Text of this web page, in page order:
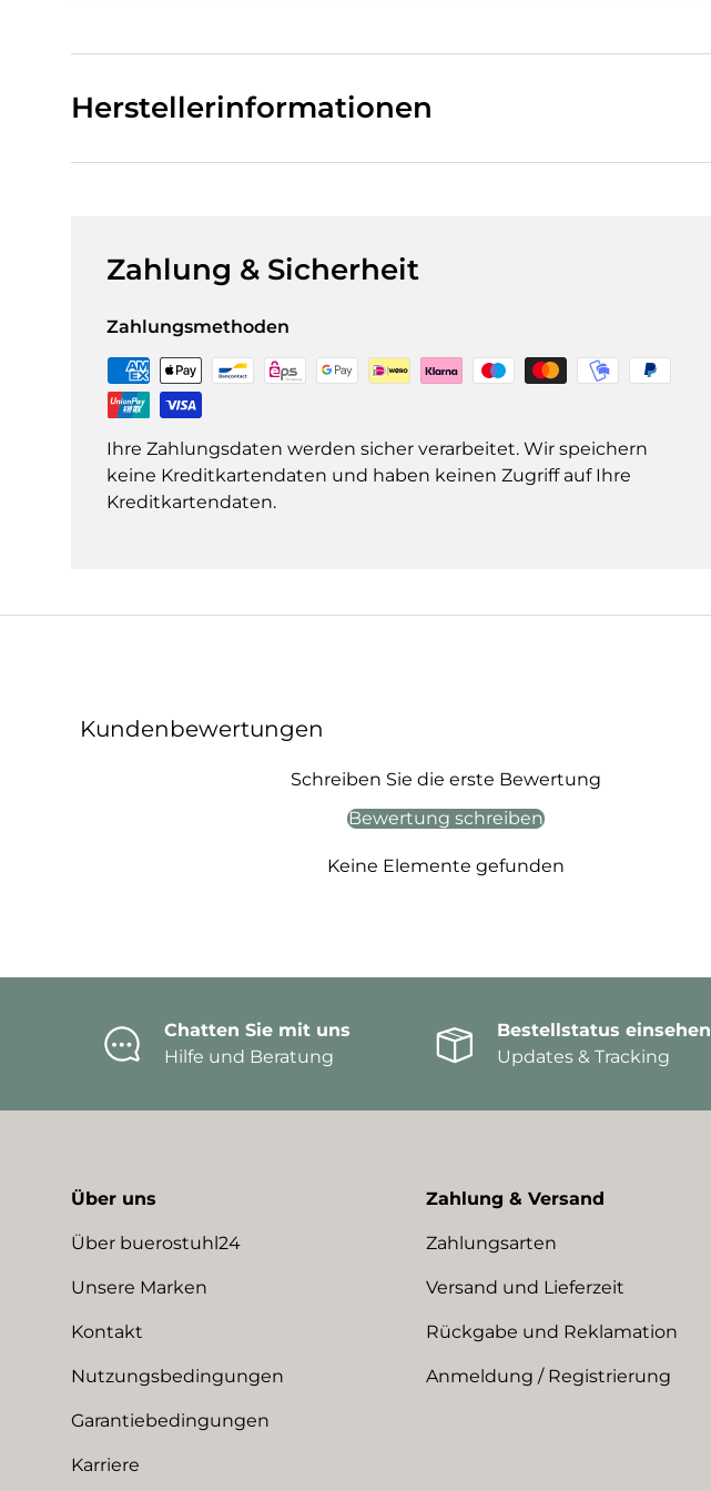
Herstellerinformationen
Zahlung & Sicherheit
Zahlungsmethoden
Ihre Zahlungsdaten werden sicher verarbeitet. Wir speichern
keine Kreditkartendaten und haben keinen Zugriff auf Ihre
Kreditkartendaten.
Kundenbewertungen
Schreiben Sie die erste Bewertung
Bewertung schreiben
Keine Elemente gefunden
Chatten Sie mit uns
Hilfe und Beratung
Bestellstatus einsehen
Updates & Tracking
Über uns
Über buerostuhl24
Unsere Marken
Kontakt
Nutzungsbedingungen
Garantiebedingungen
Karriere
Zahlung & Versand
Zahlungsarten
Versand und Lieferzeit
Rückgabe und Reklamation
Anmeldung / Registrierung